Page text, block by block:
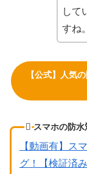
して
すね
【公式】人気
スマホの防
【動画有】ス
グ！【検証済み